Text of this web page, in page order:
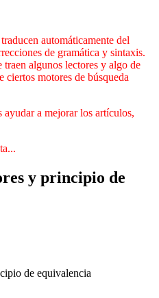
automáticamente del
de gramática y sintaxis.
algunos lectores y algo de
ciertos motores de búsqueda
ayudar a mejorar los artículos,
y principio de
de equivalencia